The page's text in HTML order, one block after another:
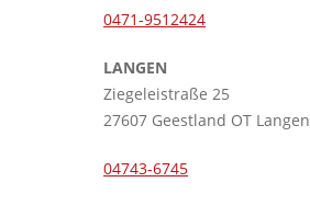
0471-9512424
LANGEN
Ziegeleistraße 25
27607 Geestland OT Langen
04743-6745